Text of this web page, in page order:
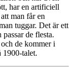
har en artificiell
man får en
tuggar. Det är ett
de flesta.
de kommer i
1900-talet.